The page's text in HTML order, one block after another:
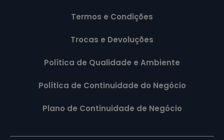
Termos e Condições
Trocas e Devoluções
Política de Qualidade e Ambiente
Política de Continuidade do Negócio
Plano de Continuidade de Negócio